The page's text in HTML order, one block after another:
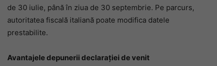
de 30 iulie, până în ziua de 30 septembrie. Pe parcurs,
autoritatea fiscală italiană poate modifica datele
prestabilite.
Avantajele depunerii declarației de venit